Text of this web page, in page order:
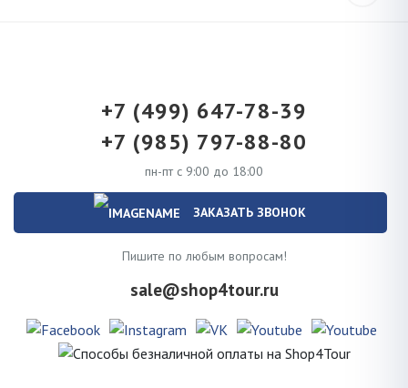
+7 (499) 647-78-39
+7 (985) 797-88-80
пн-пт с 9:00 до 18:00
ЗАКАЗАТЬ ЗВОНОК
Пишите по любым вопросам!
sale@shop4tour.ru